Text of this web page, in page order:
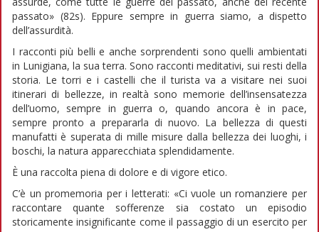
passato» (82s). Eppure sempre in guerra siamo, a dispetto
dell’assurdità.
I racconti più belli e anche sorprendenti sono quelli ambientati
in Lunigiana, la sua terra. Sono racconti meditativi, sui resti della
storia. Le torri e i castelli che il turista va a visitare nei suoi
itinerari di bellezze, in realtà sono memorie dell’insensatezza
dell’uomo, sempre in guerra o, quando ancora è in pace,
sempre pronto a prepararla di nuovo. La bellezza di questi
manufatti è superata di mille misure dalla bellezza dei luoghi, i
boschi, la natura apparecchiata splendidamente.
È una raccolta piena di dolore e di vigore etico.
C’è un promemoria per i letterati: «Ci vuole un romanziere per
raccontare quante sofferenze sia costato un episodio
storicamente insignificante come il passaggio di un esercito per